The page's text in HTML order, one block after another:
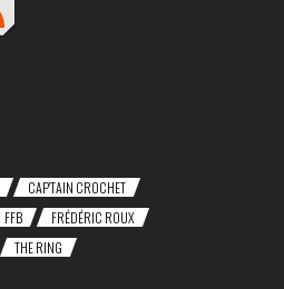
CAP'TAIN CROCHET
FFB
FRÉDÉRIC ROUX
THE RING